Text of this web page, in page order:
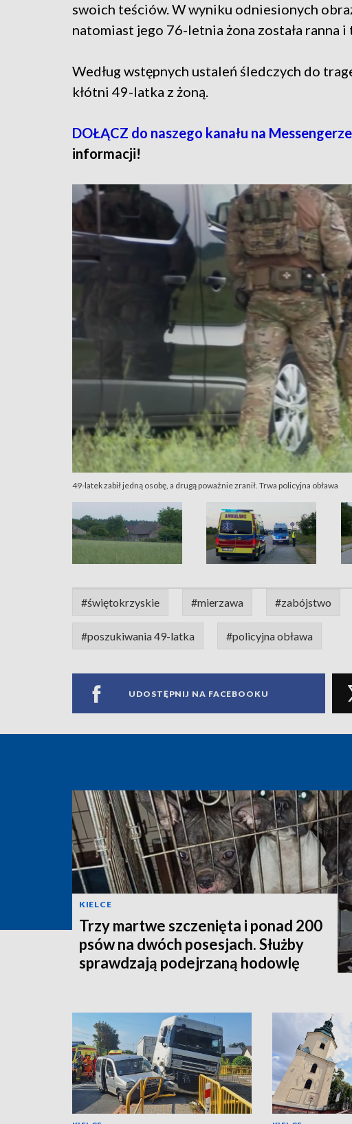
swoich teściów. W wyniku odniesionych
natomiast jego 76-letnia żona została ranna i
Według wstępnych ustaleń śledczych do
kłótni 49-latka z żoną.
DOŁĄCZ do naszego kanału na
informacji!
49-latek zabił jedną osobę, a drugą poważnie zranił. Trwa policyjna obława
#świętokrzyskie #mierzawa #zabójstwo
#poszukiwania 49-latka #policyjna obława
UDOSTĘPNIJ NA FACEBOOKU
KIELCE
Trzy martwe szczenięta i ponad 200
psów na dwóch posesjach. Służby
sprawdzają podejrzaną hodowlę